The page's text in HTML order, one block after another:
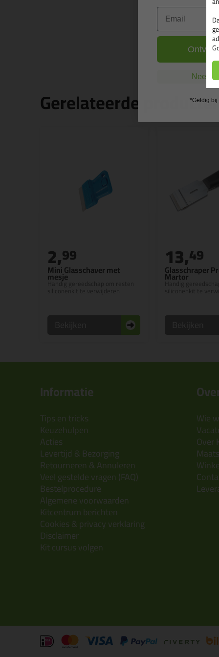
Gerelateerde
Mini Glasschaver met
mesje
Handig gereedschap om resten
2,99
Glasschraper
Martor
Handig
13,49
Informatie
Tips en tricks
Keuzehulpen
Acties
Levertijd & Bezorging
Retourneren & Annuleren
Veel gestelde vragen (FAQ)
Bestelprocedure
Algemene voorwaarden
Kitcentrum berichten
Cookies & privacy verklaring
Disclaimer
Kit cursus volgen
Wie
Over
Email
Nee, ik
*Geldig bij